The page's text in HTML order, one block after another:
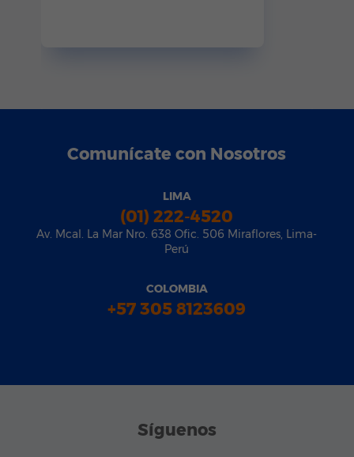
Comunícate con Nosotros
LIMA
(01) 222-4520
Av. Mcal. La Mar Nro. 638 Ofic. 506 Miraflores, Lima-
Perú
COLOMBIA
+57 305 8123609
Síguenos